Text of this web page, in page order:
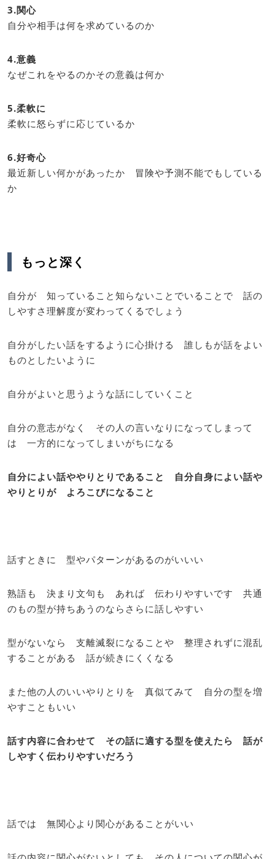
3.関心
自分や相手は何を求めているのか
4.意義
なぜこれをやるのかその意義は何か
5.柔軟に
柔軟に怒らずに応じているか
6.好奇心
最近新しい何かがあったか 冒険や予測不能でもしている
か
もっと深く
自分が 知っていること知らないことでいることで 話の
しやすさ理解度が変わってくるでしょう
自分がしたい話をするように心掛ける 誰しもが話をよい
ものとしたいように
自分がよいと思うような話にしていくこと
自分の意志がなく その人の言いなりになってしまって
は 一方的になってしまいがちになる
自分によい話ややりとりであること 自分自身によい話や
やりとりが よろこびになること
話すときに 型やパターンがあるのがいいい
熟語も 決まり文句も あれば 伝わりやすいです 共通
のもの型が持ちあうのならさらに話しやすい
型がないなら 支離滅裂になることや 整理されずに混乱
することがある 話が続きにくくなる
また他の人のいいやりとりを 真似てみて 自分の型を増
やすこともいい
話す内容に合わせて その話に適する型を使えたら 話が
しやすく伝わりやすいだろう
話では 無関心より関心があることがいい